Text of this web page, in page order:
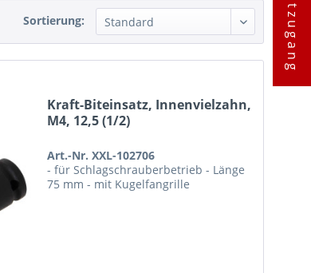
Sortierung:
Kraft-Biteinsatz, Innenvielzahn,
M4, 12,5 (1/2)
Art.-Nr. XXL-102706
- für Schlagschrauberbetrieb - Länge
75 mm - mit Kugelfangrille